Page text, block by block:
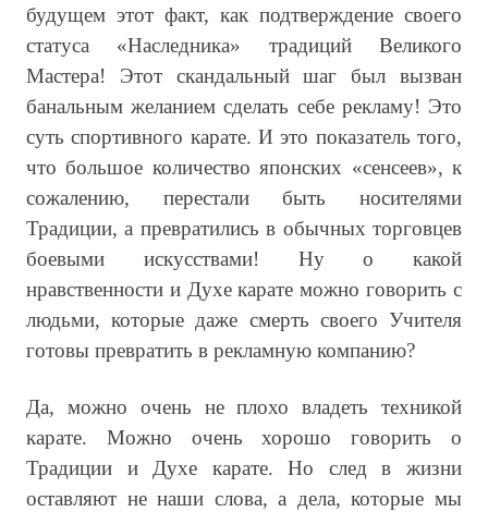
будущем этот факт, как подтверждение своего
статуса «Наследника» традиций Великого
Мастера! Этот скандальный шаг был вызван
банальным желанием сделать себе рекламу! Это
суть спортивного карате. И это показатель того,
что большое количество японских «сенсеев», к
сожалению, перестали быть носителями
Традиции, а превратились в обычных торговцев
боевыми искусствами! Ну о какой
нравственности и Духе карате можно говорить с
людьми, которые даже смерть своего Учителя
готовы превратить в рекламную компанию?
Да, можно очень не плохо владеть техникой
карате. Можно очень хорошо говорить о
Традиции и Духе карате. Но след в жизни
оставляют не наши слова, а дела, которые мы